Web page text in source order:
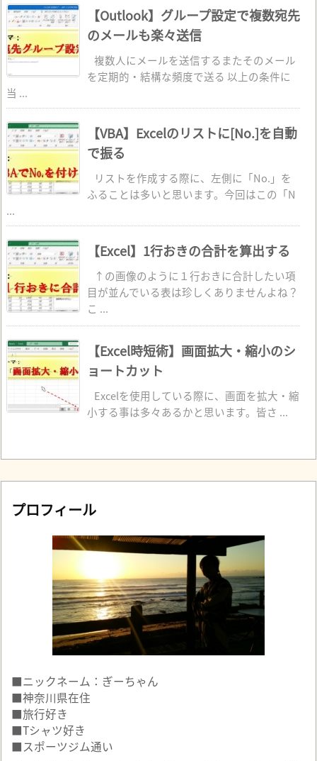
【Outlook】グループ設定で複数宛先
のメールも楽々送信
複数人にメールを送信するまたそのメール
を定期的・結構な頻度で送る 以上の条件に
当 ...
【VBA】Excelのリストに[No.]を自動
で振る
リストを作成する際に、左側に「No.」を
ふることは多いと思います。今回はこの「N
...
【Excel】1行おきの合計を算出する
↑の画像のように１行おきに合計したい項
目が並んでいる表は珍しくありませんよね？
こ ...
【Excel時短術】画面拡大・縮小のシ
ョートカット
Excelを使用している際に、画面を拡大・縮
小する事は多々あるかと思います。皆さ ...
プロフィール
■ニックネーム：ぎーちゃん
■神奈川県在住
■旅行好き
■Tシャツ好き
■スポーツジム通い